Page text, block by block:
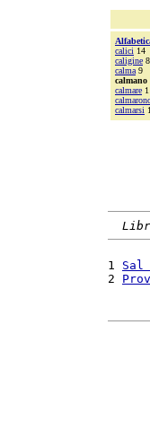
calici 14
caligine 8
calma 9
calmano
calmare 1
calmarsi 1
1 Sal
2